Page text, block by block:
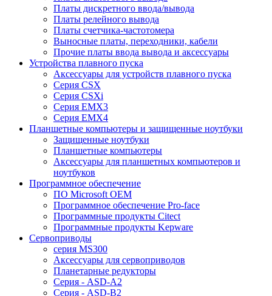
Платы дискретного ввода/вывода
Платы релейного вывода
Платы счетчика-частотомера
Выносные платы, переходники, кабели
Прочие платы ввода вывода и аксессуары
Устройства плавного пуска
Аксессуары для устройств плавного пуска
Серия CSX
Серия CSXi
Серия EMX3
Серия EMX4
Планшетные компьютеры и защищенные ноутбуки
Защищенные ноутбуки
Планшетные компьютеры
Аксессуары для планшетных компьютеров и
ноутбуков
Программное обеспечение
ПО Microsoft OEM
Программное обеспечение Pro-face
Программные продукты Citect
Программные продукты Kepware
Сервоприводы
серия MS300
Аксессуары для сервоприводов
Планетарные редукторы
Серия - ASD-A2
Серия - ASD-B2